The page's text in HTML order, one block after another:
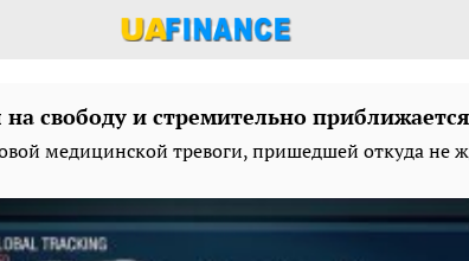
свободу и стремительно
медицинской тревоги, пришедшей откуда не